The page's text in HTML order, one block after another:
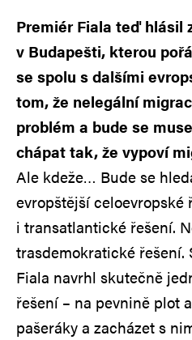
Premiér Fiala teď hlásil
v Budapešti, kterou
se spolu s dalšími
tom, že nelegální
problém a bude se
chápat tak, že vypoví
Ale kdeže… Bude se
evropštější celoevropské
i transatlantické řešení.
trasdemokratické řešení.
Fiala navrhl skutečně
řešení – na pevnině plot
pašeráky a zacházet s